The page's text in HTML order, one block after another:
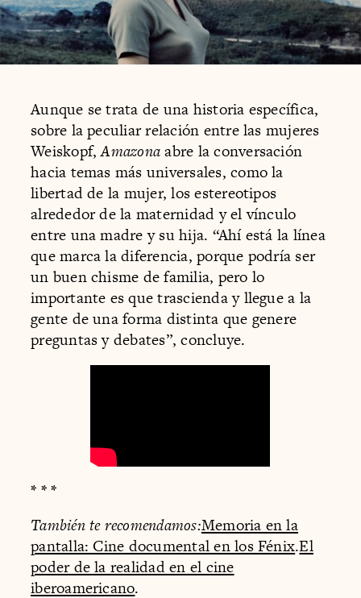
Aunque se trata de una historia específica,
sobre la peculiar relación entre las mujeres
Weiskopf,Amazonaabre la conversación
hacia temas más universales, como la
libertad de la mujer, los estereotipos
alrededor de la maternidad y el vínculo
entre una madre y su hija. “Ahí está la línea
que marca la diferencia, porque podría ser
un buen chisme de familia, pero lo
importante es que trascienda y llegue a la
gente de una forma distinta que genere
preguntas y debates”, concluye.
* * *
También te recomendamos:Memoria en la
pantalla: Cine documental en los Fénix.El
poder de la realidad en el cine
iberoamericano.